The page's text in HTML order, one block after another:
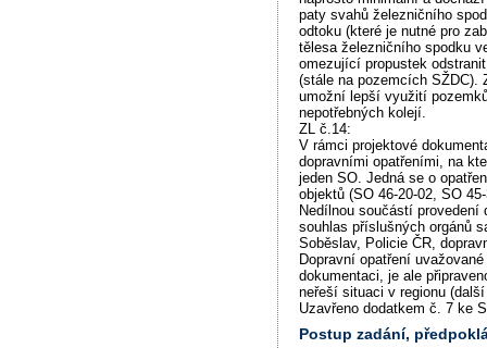
paty svahů železničního
odtoku (které je nutné pro
tělesa železničního spodku
omezující propustek
(stále na pozemcích SŽDC).
umožní lepší využití
nepotřebných kolejí.
ZL č.14:
V rámci projektové
dopravními opatřeními, na
jeden SO. Jedná se o
objektů (SO 46-20-02, SO
Nedílnou součástí provedení
souhlas příslušných orgánů
Soběslav, Policie ČR,
Dopravní opatření
dokumentaci, je ale
neřeší situaci v regionu
Uzavřeno dodatkem č. 7 ke
Postup zadání,